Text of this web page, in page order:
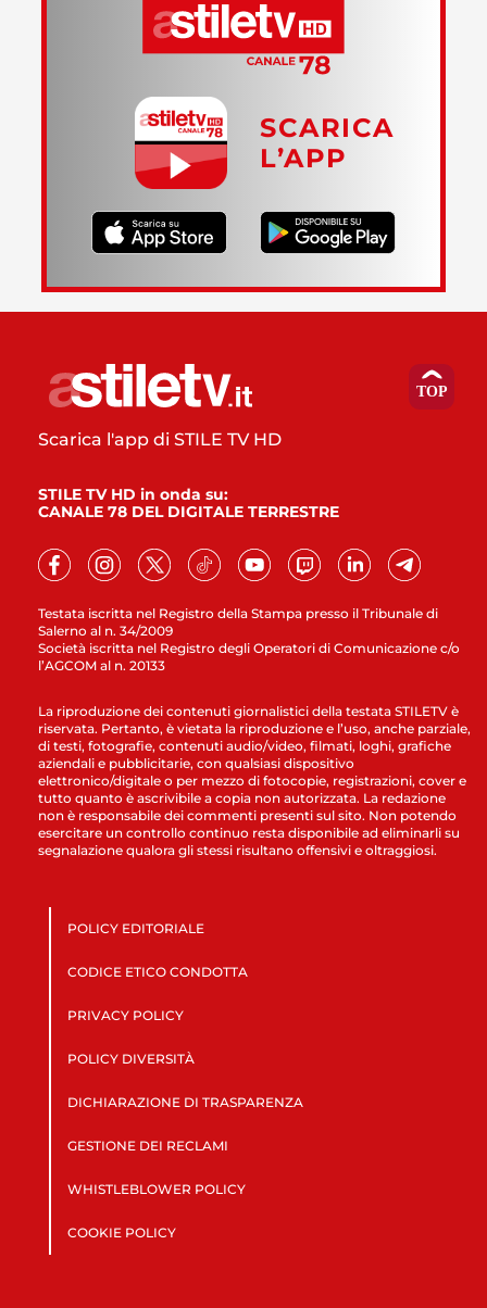
SCARICA
L’APP
Testata iscritta nel Registro della Stampa presso il Tribunale di
Salerno al n. 34/2009
Società iscritta nel Registro degli Operatori di Comunicazione c/o
l’AGCOM al n. 20133
Scarica l'app di STILE TV HD
STILE TV HD in onda su:
CANALE 78 DEL DIGITALE TERRESTRE
La riproduzione dei contenuti giornalistici della testata STILETV è
riservata. Pertanto, è vietata la riproduzione e l’uso, anche parziale,
di testi, fotografie, contenuti audio/video, filmati, loghi, grafiche
aziendali e pubblicitarie, con qualsiasi dispositivo
elettronico/digitale o per mezzo di fotocopie, registrazioni, cover e
tutto quanto è ascrivibile a copia non autorizzata. La redazione
non è responsabile dei commenti presenti sul sito. Non potendo
esercitare un controllo continuo resta disponibile ad eliminarli su
segnalazione qualora gli stessi risultano offensivi e oltraggiosi.
POLICY EDITORIALE
CODICE ETICO CONDOTTA
PRIVACY POLICY
POLICY DIVERSITÀ
DICHIARAZIONE DI TRASPARENZA
GESTIONE DEI RECLAMI
WHISTLEBLOWER POLICY
COOKIE POLICY